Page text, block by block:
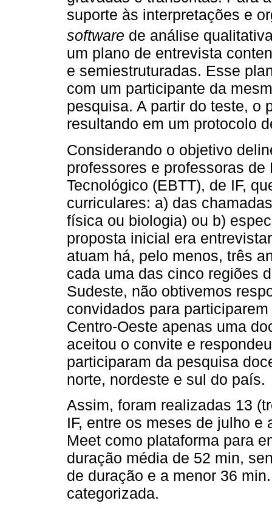
suporte às interpretações e
software de análise
um plano de entrevista
e semiestruturadas. Esse
com um participante da
pesquisa. A partir do teste, o
resultando em um protocolo
Considerando o objetivo
professores e professoras
Tecnológico (EBTT), de IF,
curriculares: a) das
física ou biologia) ou b)
proposta inicial era
atuam há, pelo menos, três
cada uma das cinco regiões
Sudeste, não obtivemos
convidados para
Centro-Oeste apenas uma
aceitou o convite e
participaram da pesquisa
norte, nordeste e sul do país.
Assim, foram realizadas 13
IF, entre os meses de julho
Meet como plataforma para
duração média de 52 min,
de duração e a menor 36
categorizada.